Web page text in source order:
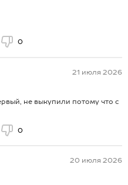
0
21 июля 2026
не выкупили потому что с
0
20 июля 2026